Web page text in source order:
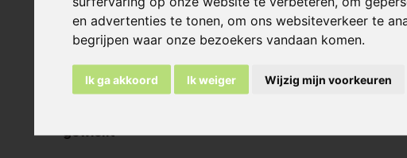
en advertenties te tonen, om ons websiteverkeer te
begrijpen waar onze bezoekers vandaan komen.
Ik ga akkoord Ik weiger Wijzig mijn voorkeuren
400x60x10 mm - 37 st/m² (voeg 7 mm)
400x80x10 mm - 28 st/m² (voeg 7 mm)
500x80x10 mm - 23 st/m² (voeg 7 mm)
gewicht